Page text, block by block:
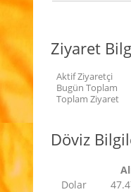
Ziyaret
Aktif Ziyaretçi
Bugün Toplam
Toplam Ziyaret
Döviz
Dolar